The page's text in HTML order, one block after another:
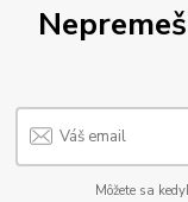
Môžete sa